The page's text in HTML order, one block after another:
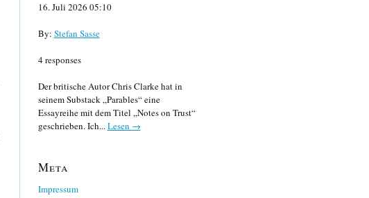
16. Juli 2026 05:10
By: Stefan Sasse
4 responses
Der britische Autor Chris Clarke hat in
seinem Substack „Parables“ eine
Essayreihe mit dem Titel „Notes on Trust“
geschrieben. Ich...Lesen →
Meta
Impressum